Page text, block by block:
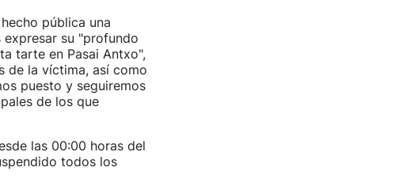
pública una
su "profundo
tarte en Pasai Antxo",
de la víctima, así como
puesto y seguiremos
de los que
las 00:00 horas del
todos los